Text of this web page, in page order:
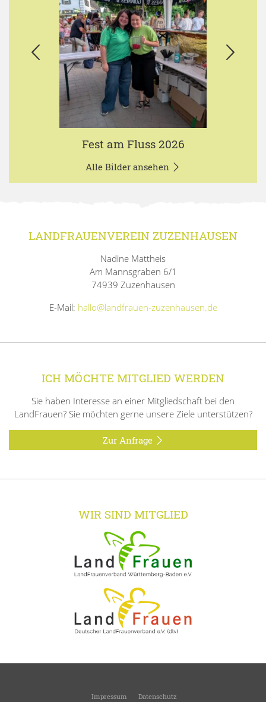
Fest am Fluss 2026
Alle Bilder ansehen
LANDFRAUENVEREIN ZUZENHAUSEN
Nadine Mattheis
Am Mannsgraben 6/1
74939 Zuzenhausen
E-Mail: hallo@landfrauen-zuzenhausen.de
ICH MÖCHTE MITGLIED WERDEN
Sie haben Interesse an einer Mitgliedschaft bei den
LandFrauen? Sie möchten gerne unsere Ziele unterstützen?
Zur Anfrage
WIR SIND MITGLIED
Impressum Datenschutz